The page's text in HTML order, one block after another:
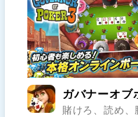
ガバナーオブ
賭けろ、読め